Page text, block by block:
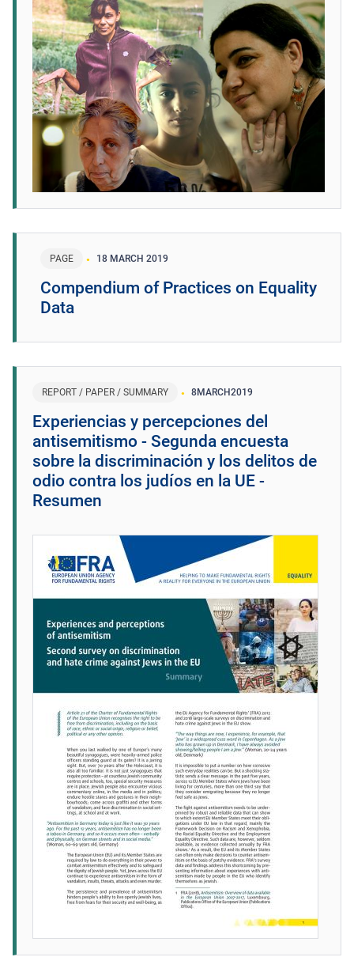
PAGE 18 MARCH 2019
Compendium of Practices on Equality
Data
REPORT / PAPER / SUMMARY 8MARCH2019
Experiencias y percepciones del
antisemitismo - Segunda encuesta
sobre la discriminación y los delitos de
odio contra los judíos en la UE -
Resumen